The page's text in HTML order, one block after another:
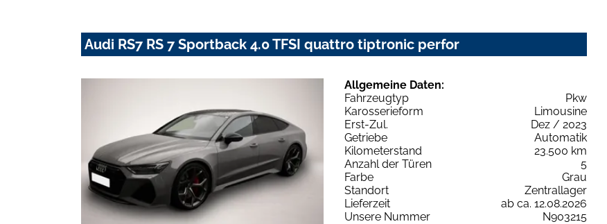
Audi RS7 RS 7 Sportback 4.0 TFSI quattro tiptronic perfor
Allgemeine Daten:
Fahrzeugtyp
Pkw
Karosserieform
Limousine
Erst-Zul.
Dez / 2023
Getriebe
Automatik
Kilometerstand
23.500 km
Anzahl der Türen
5
Farbe
Grau
Standort
Zentrallager
Lieferzeit
ab ca. 12.08.2026
Unsere Nummer
N903215